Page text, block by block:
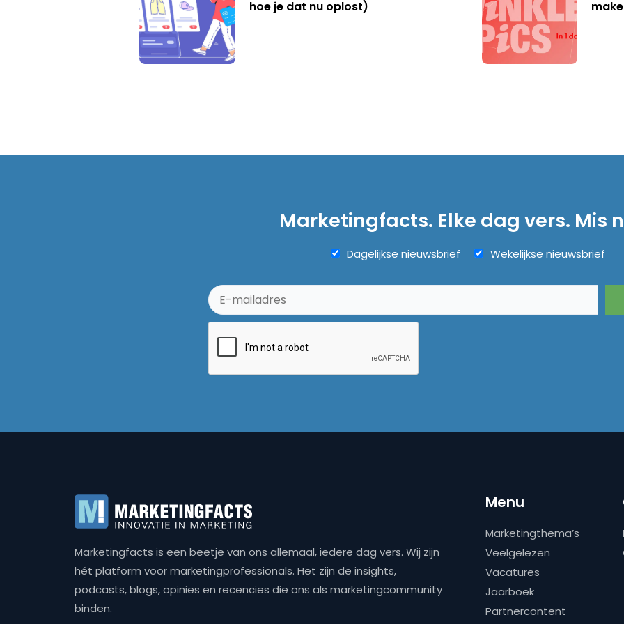
hoe je dat nu oplost)
Marketingfacts. Elke dag vers. Mis
Dagelijkse nieuwsbrief Wekelijkse nieuwsbrief
Marketingfacts is een beetje van ons allemaal, iedere dag vers. Wij zijn
hét platform voor marketingprofessionals. Het zijn de insights,
podcasts, blogs, opinies en recencies die ons als marketingcommunity
binden.
Menu
Marketingthema’s
Veelgelezen
Vacatures
Jaarboek
Partnercontent